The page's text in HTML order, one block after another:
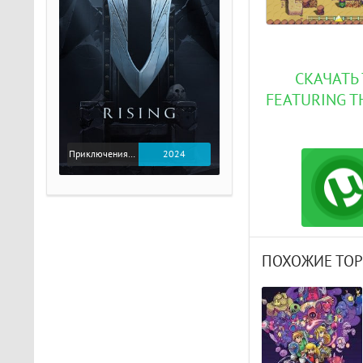
СКАЧАТЬ
FEATURING
ПОХОЖИЕ
Приключения / Экшен 2024